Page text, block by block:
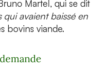
Martel, qui se dit
avaient baissé en
bovins viande.